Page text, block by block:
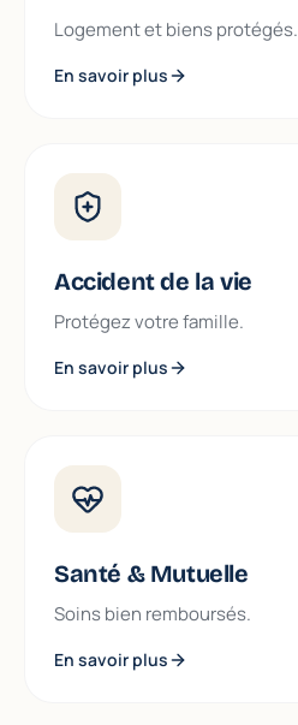
Logement et biens protégés.
En savoir plus
Accident de la vie
Protégez votre famille.
En savoir plus
Santé & Mutuelle
Soins bien remboursés.
En savoir plus